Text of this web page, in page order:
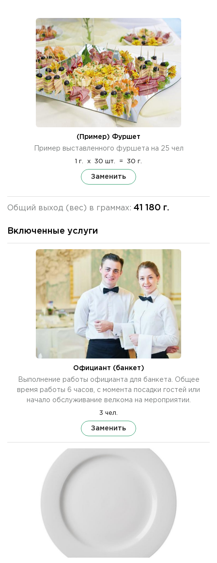
(Пример) Фуршет
Пример выставленного фуршета на 25 чел
1 г. x 30 шт. = 30 г.
Заменить
Общий выход (вес) в граммах: 41 180 г.
Включенные услуги
Официант (банкет)
Выполнение работы официанта для банкета. Общее
время работы 6 часов, с момента посадки гостей или
начало обслуживание велкома на мероприятии.
3 чел.
Заменить